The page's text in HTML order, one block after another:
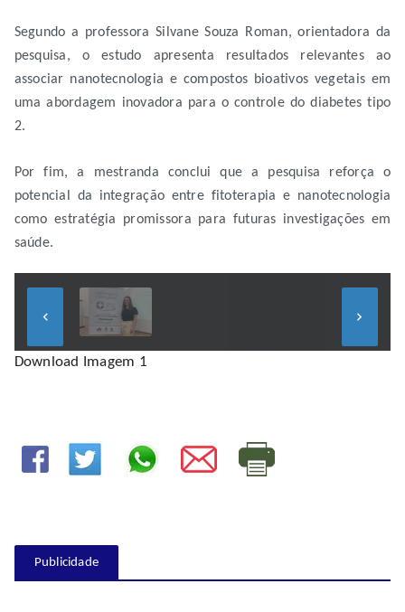
Segundo a professora Silvane Souza Roman, orientadora da
pesquisa, o estudo apresenta resultados relevantes ao
associar nanotecnologia e compostos bioativos vegetais em
uma abordagem inovadora para o controle do diabetes tipo
2.
Por fim, a mestranda conclui que a pesquisa reforça o
potencial da integração entre fitoterapia e nanotecnologia
como estratégia promissora para futuras investigações em
saúde.
keyboard_arrow_left keyboard_arrow_right
Download Imagem 1
Publicidade